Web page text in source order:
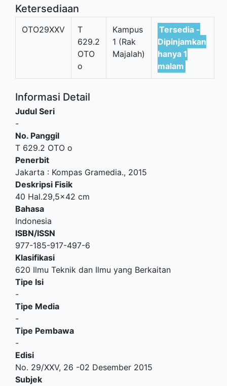
Ketersediaan
OTO29XXV
T
629.2
OTO
o
Kampus
1 (Rak
Majalah)
Tersedia -
Dipinjamkan
hanya 1
malam
Informasi Detail
Judul Seri
-
No. Panggil
T 629.2 OTO o
Penerbit
Jakarta : Kompas Gramedia., 2015
Deskripsi Fisik
40 Hal.29,5x42 cm
Bahasa
Indonesia
ISBN/ISSN
977-185-917-497-6
Klasifikasi
620 Ilmu Teknik dan Ilmu yang Berkaitan
Tipe Isi
-
Tipe Media
-
Tipe Pembawa
-
Edisi
No. 29/XXV, 26 -02 Desember 2015
Subjek